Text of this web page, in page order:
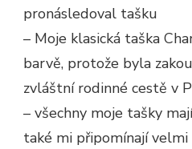
pronásledoval tašku
– Moje klasická taška
barvě, protože byla
zvláštní rodinné cestě v
– všechny moje tašky
také mi připomínají